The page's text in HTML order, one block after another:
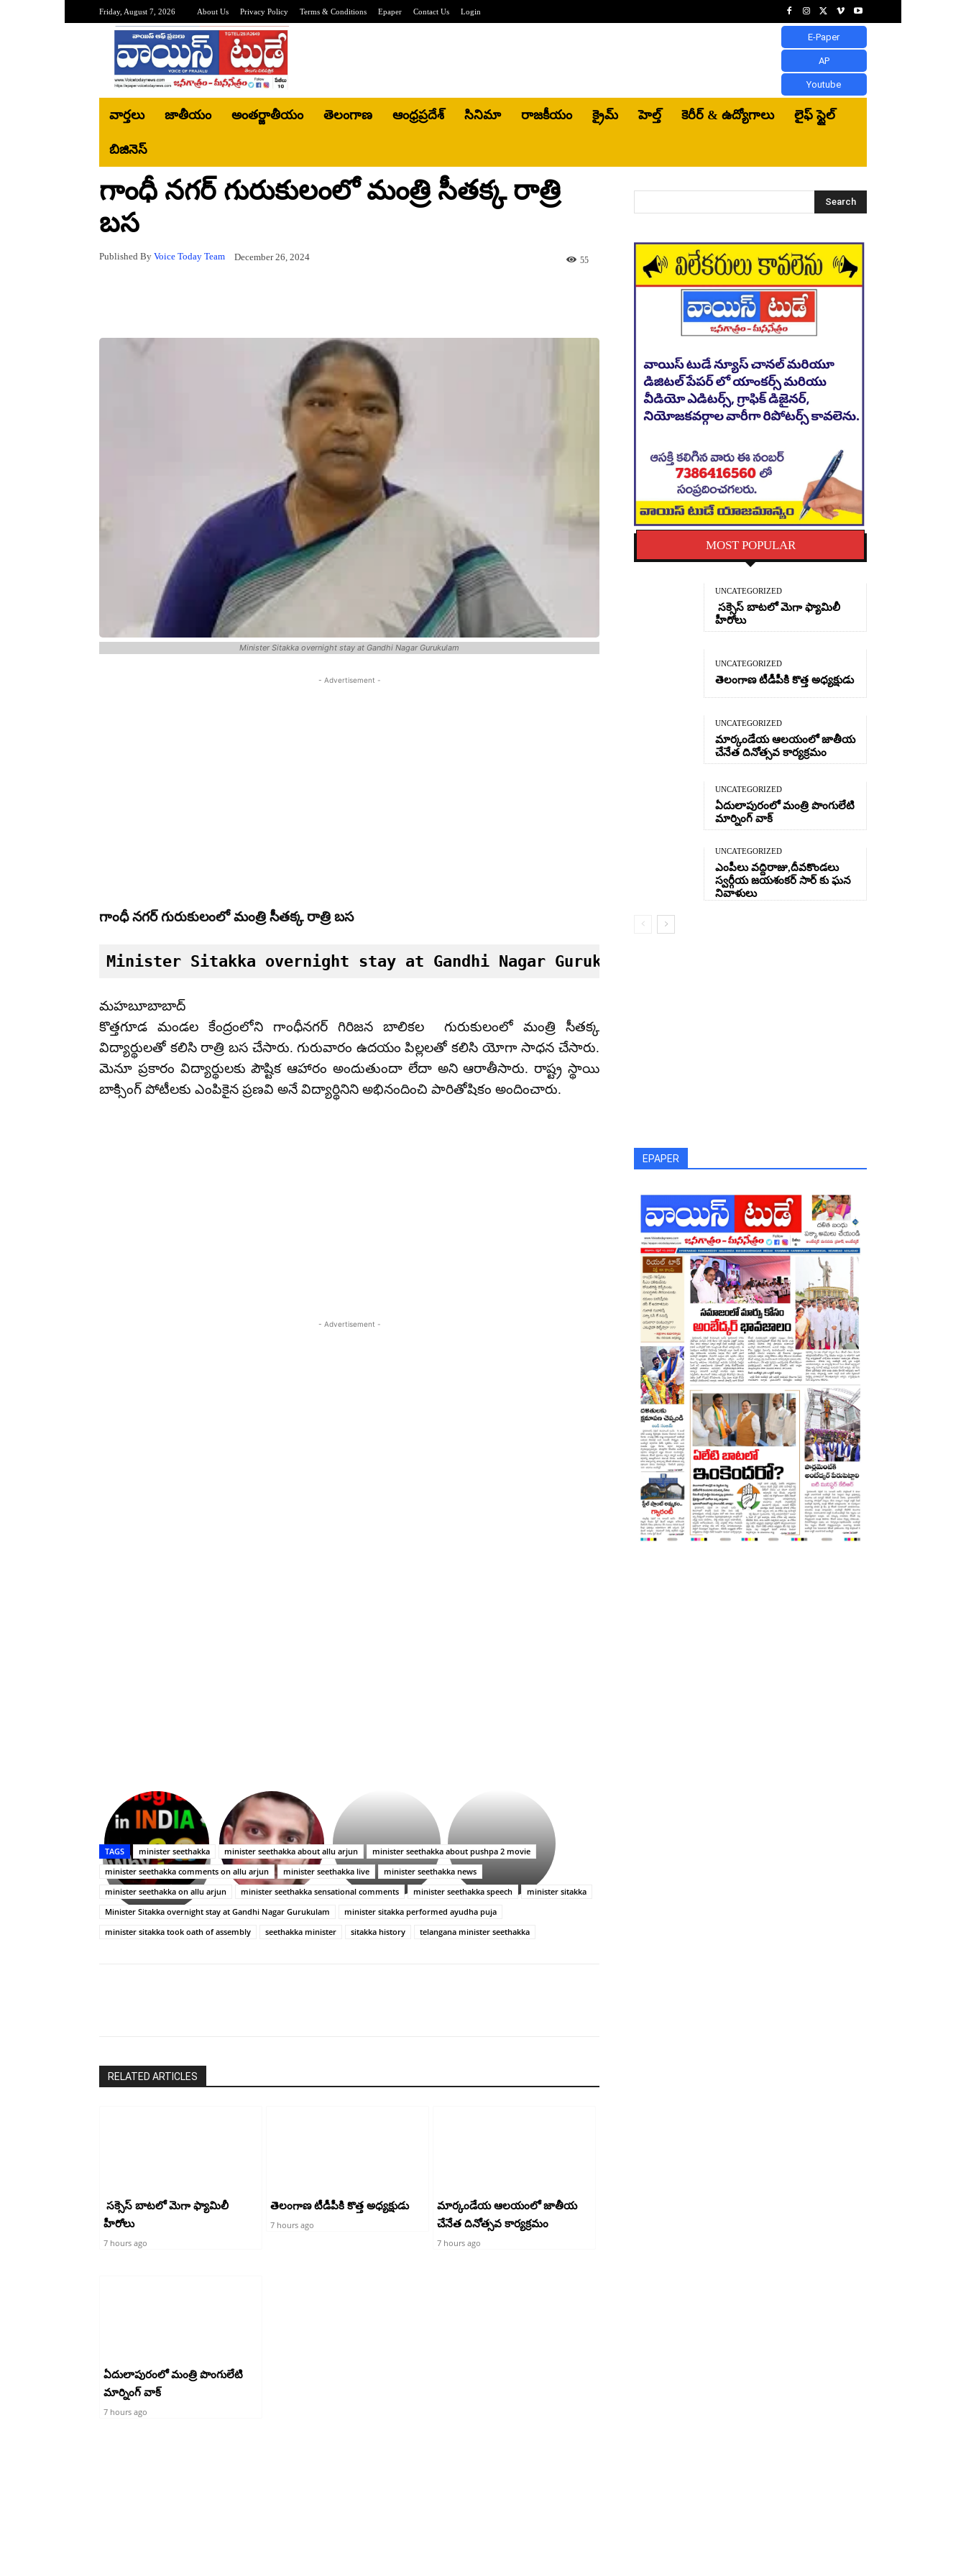
Friday, August 7, 2026 About Us Privacy Policy Terms & Conditions Epaper Contact Us Login
E-Paper
AP
Youtube
వార్తలు జాతీయం అంతర్జాతీయం తెలంగాణ ఆంధ్రప్రదేశ్ సినిమా రాజకీయం క్రైమ్ హెల్త్‌ కెరీర్ & ఉద్యోగాలు లైఫ్ స్టైల్
బిజినెస్‌
గాంధీ నగర్ గురుకులంలో మంత్రి సీతక్క రాత్రి
బస
Published By Voice Today Team December 26, 2024 55
Minister Sitakka overnight stay at Gandhi Nagar Gurukulam
- Advertisement -
గాంధీ నగర్ గురుకులంలో మంత్రి సీతక్క రాత్రి బస
Minister Sitakka overnight stay at Gandhi Nagar Gurukulam
మహబూబాబాద్
కొత్తగూడ మండల కేంద్రంలోని గాంధీనగర్ గిరిజన బాలికల గురుకులంలో మంత్రి సీతక్క
విద్యార్థులతో కలిసి రాత్రి బస చేసారు. గురువారం ఉదయం పిల్లలతో కలిసి యోగా సాధన చేసారు.
మెనూ ప్రకారం విద్యార్థులకు పౌష్టిక ఆహారం అందుతుందా లేదా అని ఆరాతీసారు. రాష్ట్ర స్థాయి
బాక్సింగ్ పోటీలకు ఎంపికైన ప్రణవి అనే విద్యార్థినిని అభినందించి పారితోషికం అందించారు.
- Advertisement -
ప్రసాదం
తీర్థం..తులసీదళం
లేకుండా
అసంపూర్ణం
సినిమాతో
పాన్
ఇండియా
స్టార్
హీరోయిన్‏గా
శ్రీనిధి
Upasana:
భర్తపై
రివెంజ్
తీర్చుకున్న
ఉపాసన..
పాపం
రామ్
చరణ్
TAGS minister seethakka minister seethakka about allu arjun
minister seethakka about pushpa 2 movie
minister seethakka comments on allu arjun
minister seethakka live
minister seethakka news
minister seethakka on allu arjun
minister seethakka sensational comments minister seethakka speech
minister sitakka
Minister Sitakka overnight stay at Gandhi Nagar Gurukulam
minister sitakka performed ayudha puja
minister sitakka took oath of assembly
seethakka minister sitakka history telangana minister seethakka
RELATED ARTICLES
సక్సెస్ బాటలో మెగా ఫ్యామిలీ
హీరోలు
7 hours ago
తెలంగాణ టీడీపీకి కొత్త అధ్యక్షుడు
7 hours ago
మార్కండేయ ఆలయంలో జాతీయ
చేనేత దినోత్సవ కార్యక్రమం
7 hours ago
ఏదులాపురంలో మంత్రి పొంగులేటి
మార్నింగ్ వాక్
7 hours ago
Search
MOST POPULAR
UNCATEGORIZED
సక్సెస్ బాటలో మెగా ఫ్యామిలీ
హీరోలు
UNCATEGORIZED
తెలంగాణ టీడీపీకి కొత్త అధ్యక్షుడు
UNCATEGORIZED
మార్కండేయ ఆలయంలో జాతీయ
చేనేత దినోత్సవ కార్యక్రమం
UNCATEGORIZED
ఏదులాపురంలో మంత్రి పొంగులేటి
మార్నింగ్ వాక్
UNCATEGORIZED
ఎంపీలు వద్దిరాజు,దీవకొండలు
స్వర్గీయ జయశంకర్ సార్ కు ఘన
నివాళులు
EPAPER